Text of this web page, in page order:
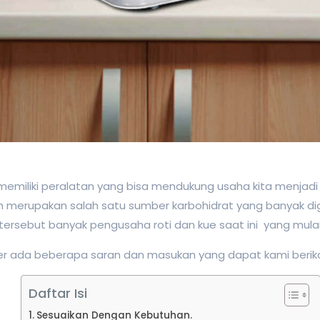
peralatan yang bisa mendukung usaha kita
merupakan salah satu sumber karbohidrat yang banyak
banyak pengusaha roti dan kue saat ini yang
ada beberapa saran dan masukan yang dapat kami
Daftar Isi
Sesuaikan Dengan Kebutuhan.